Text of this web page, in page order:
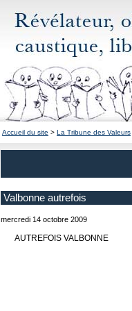
Accueil du site > La Tribune des Valeurs
Valbonne autrefois
mercredi 14 octobre 2009
AUTREFOIS VALBONNE